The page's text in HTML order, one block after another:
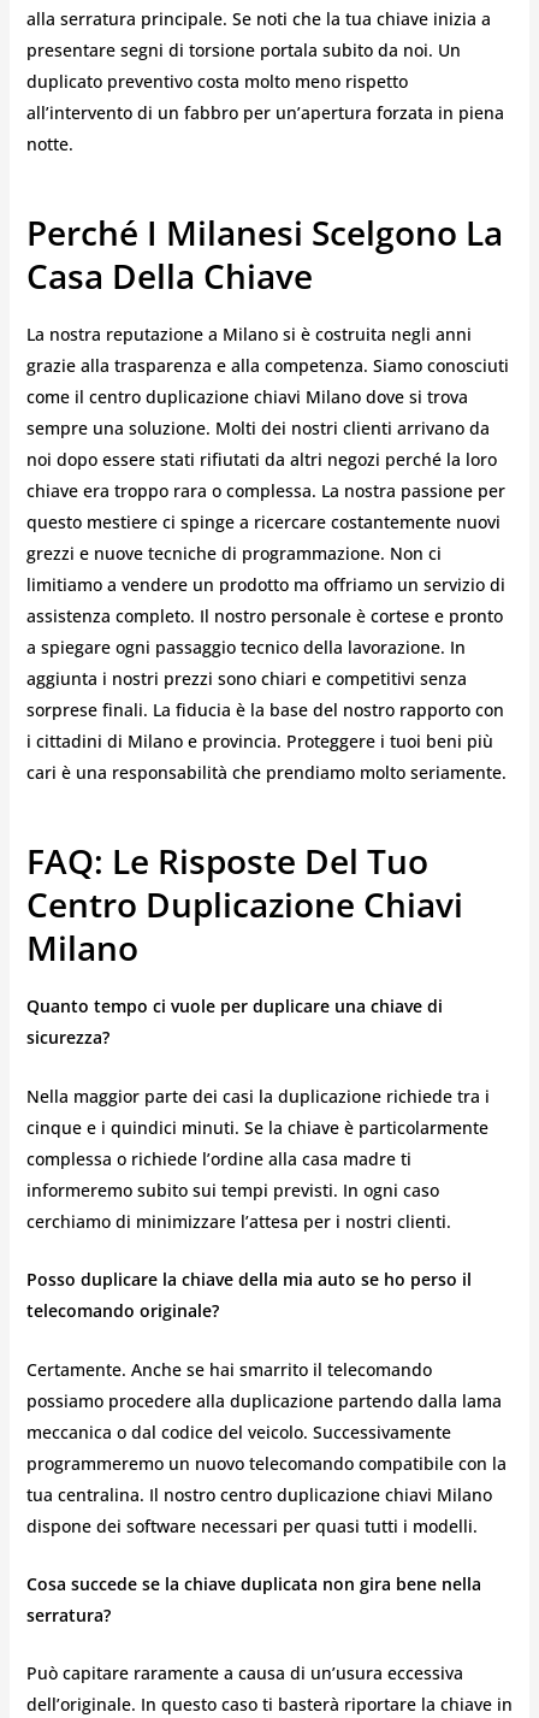
alla serratura principale. Se noti che la tua chiave inizia a
presentare segni di torsione portala subito da noi. Un
duplicato preventivo costa molto meno rispetto
all’intervento di un fabbro per un’apertura forzata in piena
notte.
Perché I Milanesi Scelgono La
Casa Della Chiave
La nostra reputazione a Milano si è costruita negli anni
grazie alla trasparenza e alla competenza. Siamo conosciuti
come il centro duplicazione chiavi Milano dove si trova
sempre una soluzione. Molti dei nostri clienti arrivano da
noi dopo essere stati rifiutati da altri negozi perché la loro
chiave era troppo rara o complessa. La nostra passione per
questo mestiere ci spinge a ricercare costantemente nuovi
grezzi e nuove tecniche di programmazione. Non ci
limitiamo a vendere un prodotto ma offriamo un servizio di
assistenza completo. Il nostro personale è cortese e pronto
a spiegare ogni passaggio tecnico della lavorazione. In
aggiunta i nostri prezzi sono chiari e competitivi senza
sorprese finali. La fiducia è la base del nostro rapporto con
i cittadini di Milano e provincia. Proteggere i tuoi beni più
cari è una responsabilità che prendiamo molto seriamente.
FAQ: Le Risposte Del Tuo
Centro Duplicazione Chiavi
Milano
Quanto tempo ci vuole per duplicare una chiave di
sicurezza?
Nella maggior parte dei casi la duplicazione richiede tra i
cinque e i quindici minuti. Se la chiave è particolarmente
complessa o richiede l’ordine alla casa madre ti
informeremo subito sui tempi previsti. In ogni caso
cerchiamo di minimizzare l’attesa per i nostri clienti.
Posso duplicare la chiave della mia auto se ho perso il
telecomando originale?
Certamente. Anche se hai smarrito il telecomando
possiamo procedere alla duplicazione partendo dalla lama
meccanica o dal codice del veicolo. Successivamente
programmeremo un nuovo telecomando compatibile con la
tua centralina. Il nostro centro duplicazione chiavi Milano
dispone dei software necessari per quasi tutti i modelli.
Cosa succede se la chiave duplicata non gira bene nella
serratura?
Può capitare raramente a causa di un’usura eccessiva
dell’originale. In questo caso ti basterà riportare la chiave in